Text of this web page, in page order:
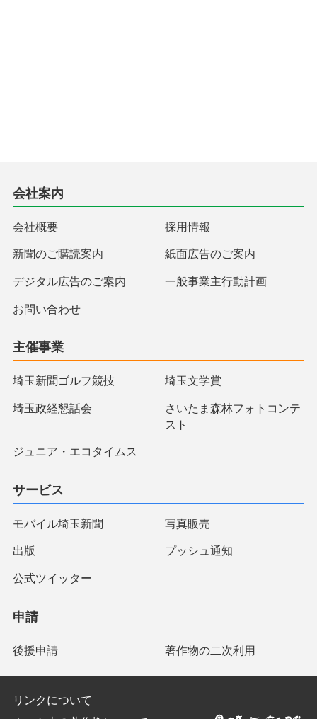
会社案内
会社概要 採用情報
新聞のご購読案内 紙面広告のご案内
デジタル広告のご案内 一般事業主行動計画
お問い合わせ
主催事業
埼玉新聞ゴルフ競技 埼玉文学賞
埼玉政経懇話会
さいたま森林フォトコンテ
スト
ジュニア・エコタイムス
サービス
モバイル埼玉新聞 写真販売
出版 プッシュ通知
公式ツイッター
申請
後援申請 著作物の二次利用
リンクについて